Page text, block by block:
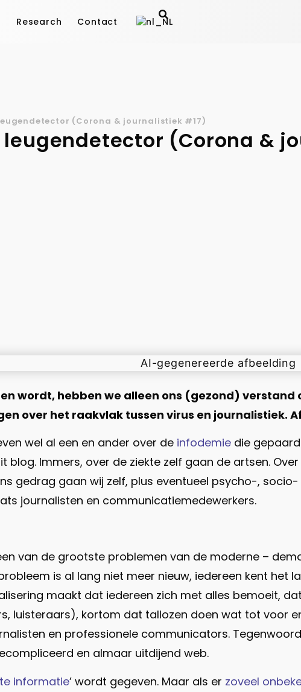
Research Contact
(Corona & journalistiek #17)
(Corona &
wordt, hebben we alleen ons (gezond) verstand
over het raakvlak tussen virus en journalistiek.
wel al een en ander over de infodemie die
blog. Immers, over de ziekte zelf gaan de artsen.
gedrag gaan wij zelf, plus eventueel psycho-,
journalisten en communicatiemedewerkers.
van de grootste problemen van de moderne –
is al lang niet meer nieuw, iedereen kent het
maakt dat iedereen zich met alles bemoeit,
luisteraars), kortom dat tallozen doen wat tot voor
en professionele communicators.
en almaar uitdijend web.
informatie’ wordt gegeven. Maar als er zoveel